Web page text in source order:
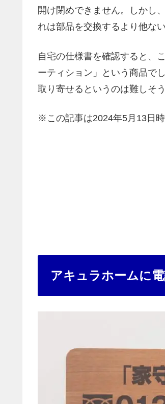
開け閉めできません。しかし
れは部品を交換するより他な
自宅の仕様書を確認すると、
ーティション」という商品で
取り寄せるというのは難しそ
※この記事は2024年5月13日
アキュラホームに